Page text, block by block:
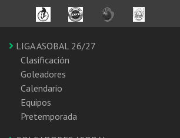
LIGA ASOBAL 26/27
Clasificación
Goleadores
Calendario
Equipos
Pretemporada